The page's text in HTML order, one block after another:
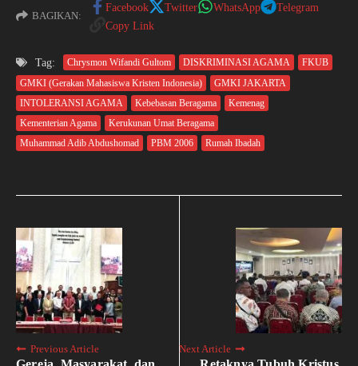
BAGIKAN:
Facebook Twitter WhatsApp
Telegram
Copy Link
Tag: Chrysmon Wifandi Gultom DISKRIMINASI AGAMA
FKUB
GMKI (Gerakan Mahasiswa Kristen Indonesia)
GMKI JAKARTA
INTOLERANSI AGAMA
Kebebasan Beragama
Kemenag
Kementerian Agama
Kerukunan Umat Beragama
Muhammad Adib Abdushomad
PBM 2006 Rumah Ibadah
Previous Article Next Article